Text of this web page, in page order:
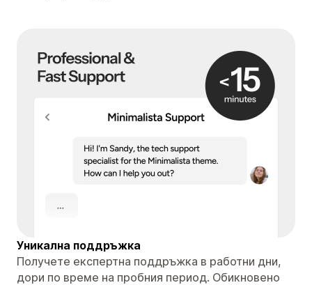
Уникална поддръжка
Получете експертна поддръжка в работни дни,
дори по време на пробния период. Обикновено